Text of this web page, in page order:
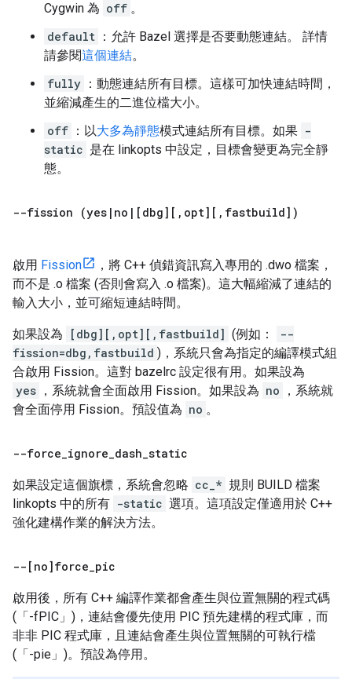
Cygwin 為 off 。
default ：允許 Bazel 選擇是否要動態連結。 詳情
請參閱這個連結。
fully ：動態連結所有目標。這樣可加快連結時間，
並縮減產生的二進位檔大小。
off ：以大多為靜態模式連結所有目標。如果 -
static 是在 linkopts 中設定，目標會變更為完全靜
態。
--fission (yes | no | [dbg][ , opt][ , fastbuild])
啟用 Fission
，將 C++ 偵錯資訊寫入專用的 .dwo 檔案，
而不是 .o 檔案 (否則會寫入 .o 檔案)。這大幅縮減了連結的
輸入大小，並可縮短連結時間。
如果設為 [dbg][,opt][,fastbuild] (例如：
--
fission=dbg,fastbuild )，系統只會為指定的編譯模式組
合啟用 Fission。這對 bazelrc 設定很有用。如果設為
yes ，系統就會全面啟用 Fission。如果設為 no
，系統就
會全面停用 Fission。預設值為 no 。
--force_ignore_dash_static
如果設定這個旗標，系統會忽略 cc_* 規則 BUILD 檔案
linkopts 中的所有 -static 選項。這項設定僅適用於 C++
強化建構作業的解決方法。
--[no]force_pic
啟用後，所有 C++ 編譯作業都會產生與位置無關的程式碼
(「-fPIC」)，連結會優先使用 PIC 預先建構的程式庫，而
非非 PIC 程式庫，且連結會產生與位置無關的可執行檔
(「-pie」)。預設為停用。